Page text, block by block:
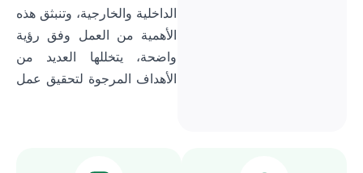
الداخلية والخارجية، وتنبثق هذه
الأهمية من العمل وفق رؤية
واضحة، يتخللها العديد من
الأهداف المرجوة لتحقيق عمل